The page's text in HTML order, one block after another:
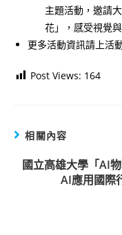
主題活動，邀請
花」，感受視覺
更多活動資訊請上活
Post Views: 164
相關內容
國立高雄大學「AI
AI應用國際